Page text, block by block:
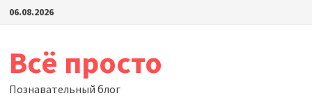
Перейти
06.08.2026
Всё просто
Познавательный блог